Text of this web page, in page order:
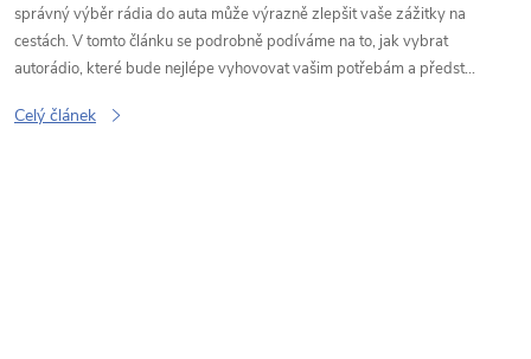
správný výběr rádia do auta může výrazně zlepšit vaše zážitky na
cestách. V tomto článku se podrobně podíváme na to, jak vybrat
autorádio, které bude nejlépe vyhovovat vašim potřebám a předst...
Celý článek